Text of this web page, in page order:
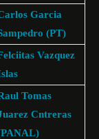
Garcia
(PT)
Vazquez
Tomas
Cntreras